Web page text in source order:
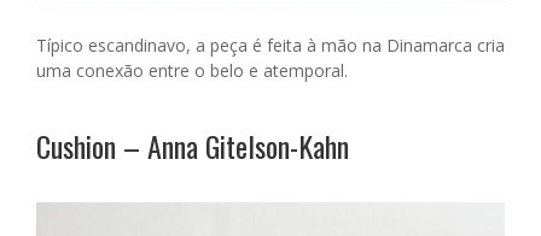
Típico escandinavo, a peça é feita à mão na Dinamarca cria
uma conexão entre o belo e atemporal.
Cushion – Anna Gitelson-Kahn